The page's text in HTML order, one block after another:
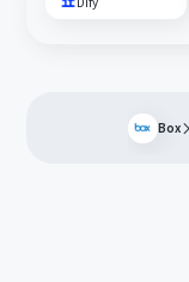
Box